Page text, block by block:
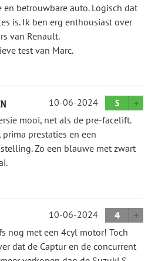
en betrouwbare auto. Logisch dat
is. Ik ben erg enthousiast over
van Renault.
test van Marc.
10-06-2024
5
mooi, net als de pre-facelift.
prestaties en een
Zo een blauwe met zwart
10-06-2024
4
nog met een 4cyl motor! Toch
dat de Captur en de concurrent